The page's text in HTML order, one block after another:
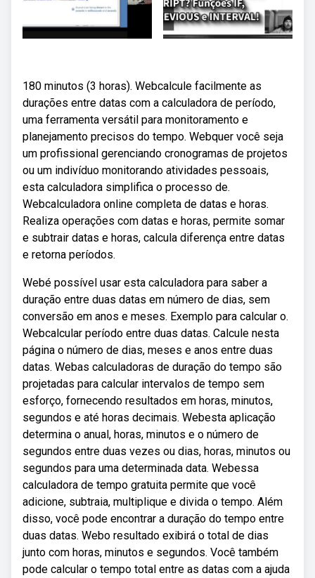
180 minutos (3 horas). Webcalcule facilmente as
durações entre datas com a calculadora de período,
uma ferramenta versátil para monitoramento e
planejamento precisos do tempo. Webquer você seja
um profissional gerenciando cronogramas de projetos
ou um indivíduo monitorando atividades pessoais,
esta calculadora simplifica o processo de.
Webcalculadora online completa de datas e horas.
Realiza operações com datas e horas, permite somar
e subtrair datas e horas, calcula diferença entre datas
e retorna períodos.
Webé possível usar esta calculadora para saber a
duração entre duas datas em número de dias, sem
conversão em anos e meses. Exemplo para calcular o.
Webcalcular período entre duas datas. Calcule nesta
página o número de dias, meses e anos entre duas
datas. Webas calculadoras de duração do tempo são
projetadas para calcular intervalos de tempo sem
esforço, fornecendo resultados em horas, minutos,
segundos e até horas decimais. Webesta aplicação
determina o anual, horas, minutos e o número de
segundos entre duas vezes ou dias, horas, minutos ou
segundos para uma determinada data. Webessa
calculadora de tempo gratuita permite que você
adicione, subtraia, multiplique e divida o tempo. Além
disso, você pode encontrar a duração do tempo entre
duas datas. Webo resultado exibirá o total de dias
junto com horas, minutos e segundos. Você também
pode calcular o tempo total entre as datas com a ajuda